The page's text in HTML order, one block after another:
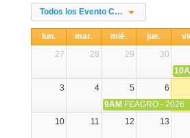
Todos los Evento Categories
lun. mar. mié. jue.
27
28 29 30
3
4 5 6
9AM FEAGRO - 2026
10
11 12 13